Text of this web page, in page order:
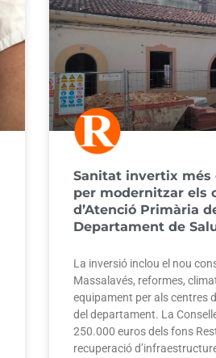
Sanitat invertix més
per modernitzar els
d’Atenció Primària
Departament de
La inversió inclou el nou
Massalavés, reformes,
equipament per als centres
del departament. La
250.000 euros dels fons
recuperació